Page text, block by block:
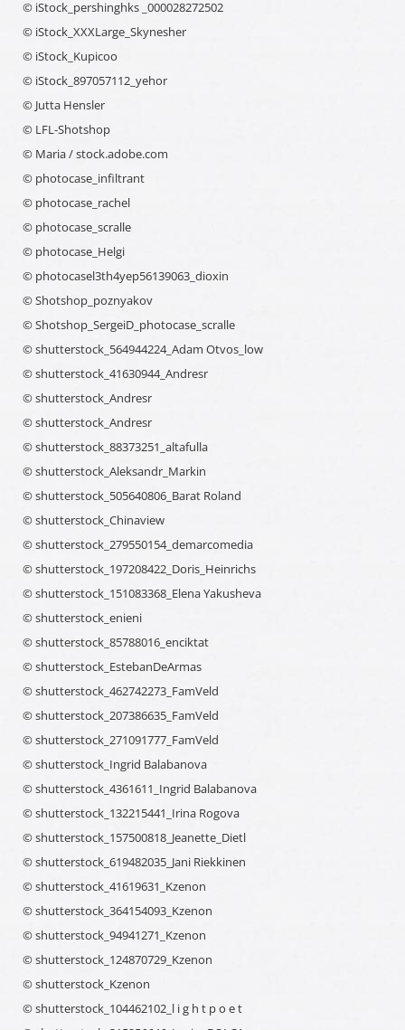
© iStock_pershinghks _000028272502
© iStock_XXXLarge_Skynesher
© iStock_Kupicoo
© iStock_897057112_yehor
© Jutta Hensler
© LFL-Shotshop
© Maria / stock.adobe.com
© photocase_infiltrant
© photocase_rachel
© photocase_scralle
© photocase_Helgi
© photocasel3th4yep56139063_dioxin
© Shotshop_poznyakov
© Shotshop_SergeiD_photocase_scralle
© shutterstock_564944224_Adam Otvos_low
© shutterstock_41630944_Andresr
© shutterstock_Andresr
© shutterstock_Andresr
© shutterstock_88373251_altafulla
© shutterstock_Aleksandr_Markin
© shutterstock_505640806_Barat Roland
© shutterstock_Chinaview
© shutterstock_279550154_demarcomedia
© shutterstock_197208422_Doris_Heinrichs
© shutterstock_151083368_Elena Yakusheva
© shutterstock_enieni
© shutterstock_85788016_enciktat
© shutterstock_EstebanDeArmas
© shutterstock_462742273_FamVeld
© shutterstock_207386635_FamVeld
© shutterstock_271091777_FamVeld
© shutterstock_Ingrid Balabanova
© shutterstock_4361611_Ingrid Balabanova
© shutterstock_132215441_Irina Rogova
© shutterstock_157500818_Jeanette_Dietl
© shutterstock_619482035_Jani Riekkinen
© shutterstock_41619631_Kzenon
© shutterstock_364154093_Kzenon
© shutterstock_94941271_Kzenon
© shutterstock_124870729_Kzenon
© shutterstock_Kzenon
© shutterstock_104462102_l i g h t p o e t